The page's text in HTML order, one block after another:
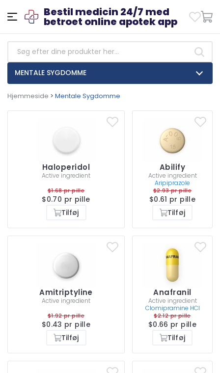
Bestil medicin 24/7 med
betroet online apotek app
MENTALE SYGDOMME
Hjemmeside > Mentale Sygdomme
Haloperidol
Active ingredient
$1.68 pr pille
$0.70 pr pille
Tilføj
Abilify
Active ingredient
Aripiprazole
$2.93 pr pille
$0.61 pr pille
Tilføj
Amitriptyline
Active ingredient
$1.92 pr pille
$0.43 pr pille
Tilføj
Anafranil
Active ingredient
Clomipramine HCI
$2.12 pr pille
$0.66 pr pille
Tilføj